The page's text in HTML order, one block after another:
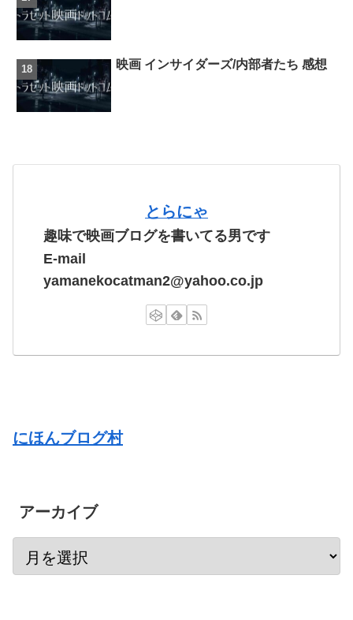
映画 インサイダーズ/内部者たち 感想
とらにゃ
趣味で映画ブログを書いてる男です
E-mail
yamanekocatman2@yahoo.co.jp
にほんブログ村
アーカイブ